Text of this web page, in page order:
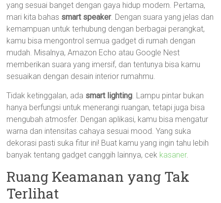
yang sesuai banget dengan gaya hidup modern. Pertama,
mari kita bahas smart speaker. Dengan suara yang jelas dan
kemampuan untuk terhubung dengan berbagai perangkat,
kamu bisa mengontrol semua gadget di rumah dengan
mudah. Misalnya, Amazon Echo atau Google Nest
memberikan suara yang imersif, dan tentunya bisa kamu
sesuaikan dengan desain interior rumahmu.
Tidak ketinggalan, ada smart lighting. Lampu pintar bukan
hanya berfungsi untuk menerangi ruangan, tetapi juga bisa
mengubah atmosfer. Dengan aplikasi, kamu bisa mengatur
warna dan intensitas cahaya sesuai mood. Yang suka
dekorasi pasti suka fitur ini! Buat kamu yang ingin tahu lebih
banyak tentang gadget canggih lainnya, cek kasaner.
Ruang Keamanan yang Tak
Terlihat